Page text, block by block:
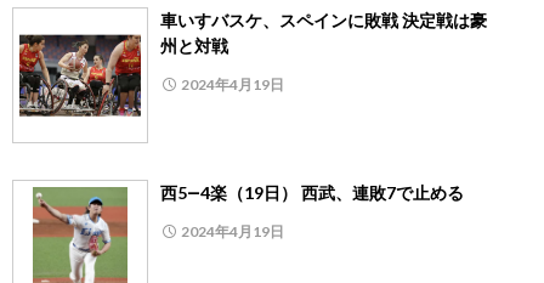
車いすバスケ、スペインに敗戦 決定戦は豪
州と対戦
2024年4月19日
西5―4楽（19日） 西武、連敗7で止める
2024年4月19日